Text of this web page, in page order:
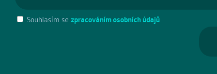
Souhlasím se zpracováním osobních údajů